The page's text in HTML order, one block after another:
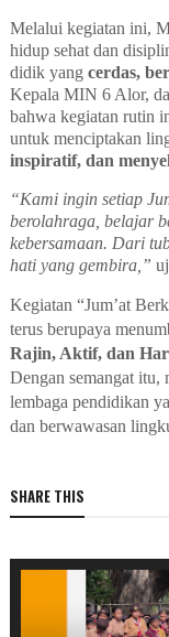
Melalui kegiatan ini,
hidup sehat dan
didik yang cerdas,
Kepala MIN 6 Alor,
bahwa kegiatan rutin
untuk menciptakan
inspiratif, dan
“Kami ingin setiap
berolahraga, belajar
kebersamaan. Dari
hati yang gembira,”
Kegiatan “Jum’at
terus berupaya
Rajin, Aktif, dan
Dengan semangat itu,
lembaga pendidikan
dan berwawasan
SHARE THIS